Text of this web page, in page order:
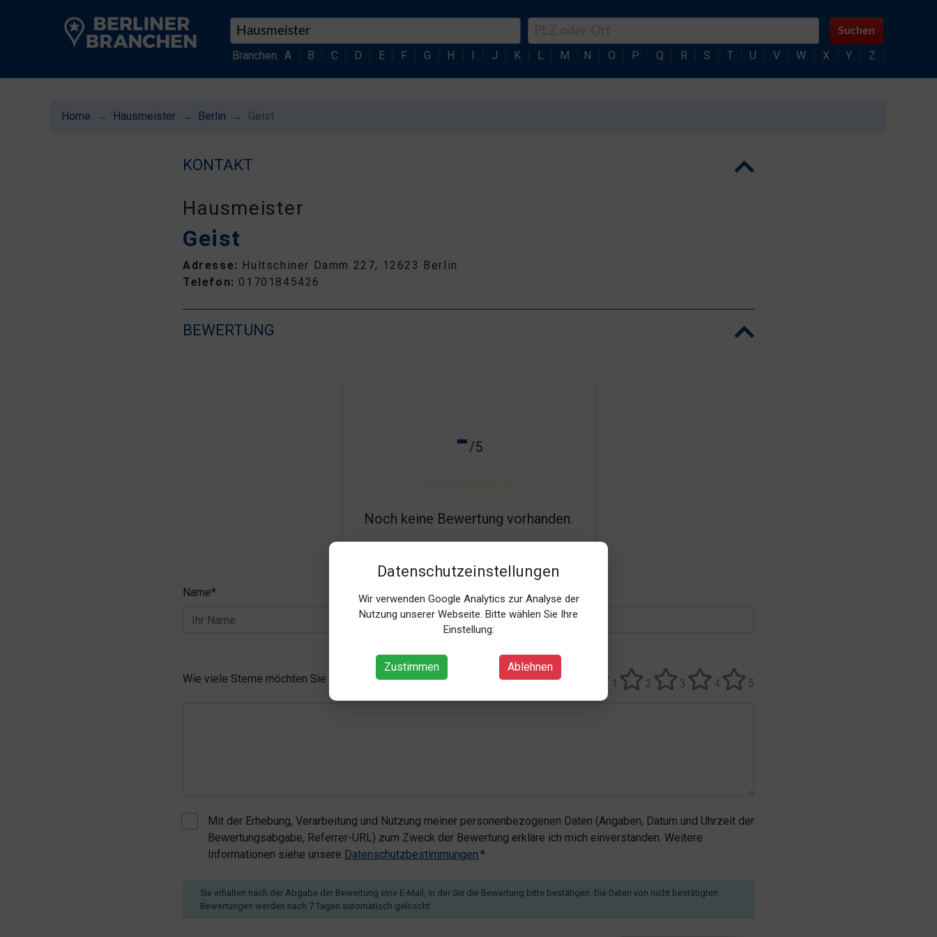
Datenschutzeinstellungen
Wir verwenden Google Analytics zur Analyse der
Nutzung unserer Webseite. Bitte wählen Sie Ihre
Einstellung:
Zustimmen Ablehnen
Suchen
Branchen: A B C D E F G H I J K L M N O P Q R S T U V W X Y Z
Home Hausmeister Berlin Geist
KONTAKT
Hausmeister
Geist
Adresse: Hultschiner Damm 227, 12623 Berlin
Telefon: 01701845426
BEWERTUNG
-/5
Noch keine Bewertung vorhanden.
Name* E-Mail*
Wie viele Sterne möchten Sie vergeben?* 5
4
3
2
1
Mit der Erhebung, Verarbeitung und Nutzung meiner personenbezogenen Daten (Angaben, Datum und Uhrzeit der
Bewertungsabgabe, Referrer-URL) zum Zweck der Bewertung erkläre ich mich einverstanden. Weitere
Informationen siehe unsere Datenschutzbestimmungen.*
Sie erhalten nach der Abgabe der Bewertung eine E-Mail, in der Sie die Bewertung bitte bestätigen. Die Daten von nicht bestätigten
Bewertungen werden nach 7 Tagen automatisch gelöscht.